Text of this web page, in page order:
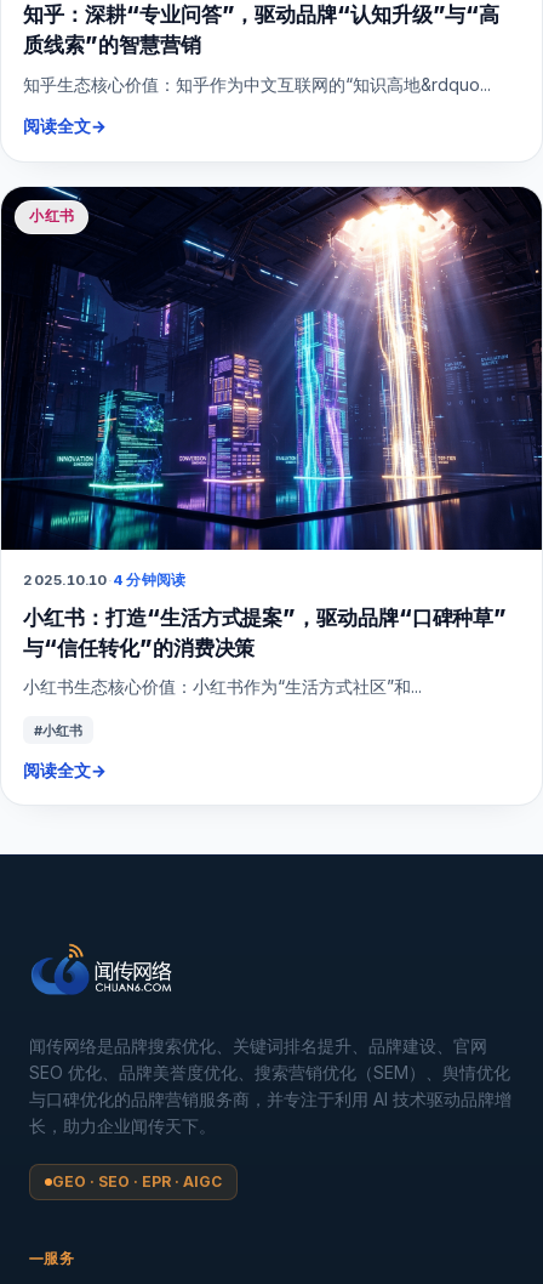
知乎：深耕“专业问答”，驱动品牌“认知升级”与“高
质线索”的智慧营销
知乎生态核心价值：知乎作为中文互联网的“知识高地&rdquo...
阅读全文→
小红书
2025.10.10·4 分钟阅读
小红书：打造“生活方式提案”，驱动品牌“口碑种草”
与“信任转化”的消费决策
小红书生态核心价值：小红书作为“生活方式社区”和...
#小红书
阅读全文→
闻传网络是品牌搜索优化、关键词排名提升、品牌建设、官网
SEO 优化、品牌美誉度优化、搜索营销优化（SEM）、舆情优化
与口碑优化的品牌营销服务商，并专注于利用 AI 技术驱动品牌增
长，助力企业闻传天下。
GEO · SEO · EPR · AIGC
服务